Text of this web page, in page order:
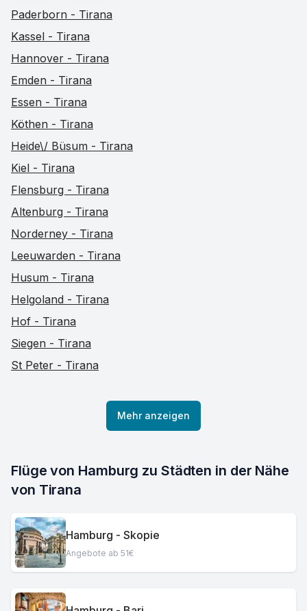
Paderborn - Tirana
Kassel - Tirana
Hannover - Tirana
Emden - Tirana
Essen - Tirana
Köthen - Tirana
Heide\/ Büsum - Tirana
Kiel - Tirana
Flensburg - Tirana
Altenburg - Tirana
Norderney - Tirana
Leeuwarden - Tirana
Husum - Tirana
Helgoland - Tirana
Hof - Tirana
Siegen - Tirana
St Peter - Tirana
Mehr anzeigen
Flüge von Hamburg zu Städten in der Nähe
von Tirana
Hamburg - Skopie
Angebote ab 51€